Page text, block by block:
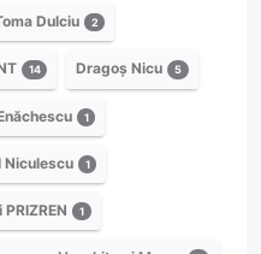
Dulciu 2
14 Dragoș Nicu 5
1
Niculescu 1
1